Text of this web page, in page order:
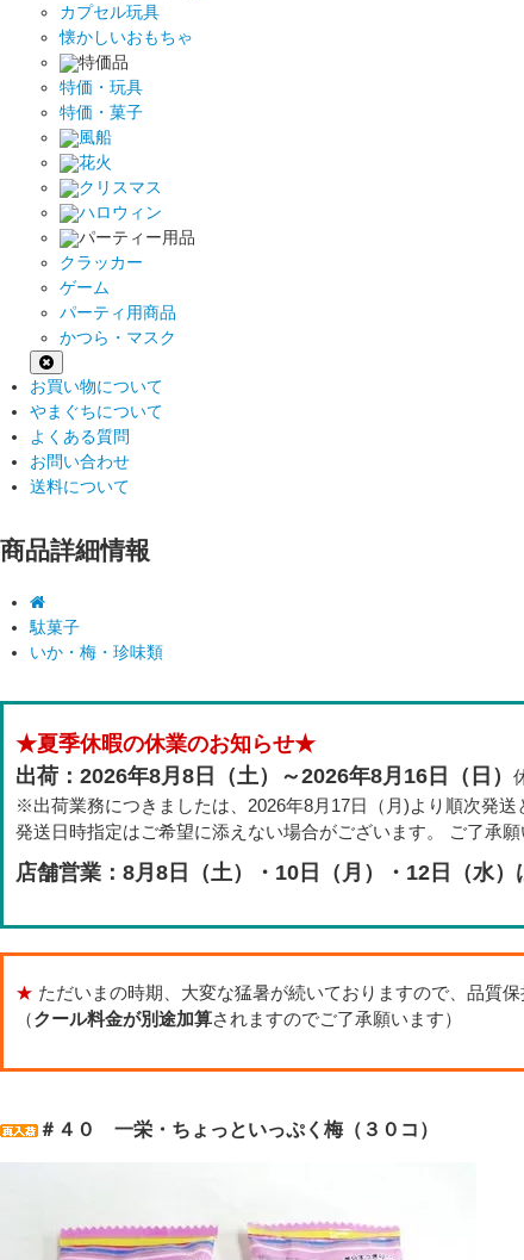
カプセル玩具
懐かしいおもちゃ
特価品
特価・玩具
特価・菓子
風船
花火
クリスマス
ハロウィン
パーティー用品
クラッカー
ゲーム
パーティ用商品
かつら・マスク
お買い物について
やまぐちについて
よくある質問
お問い合わせ
送料について
商品詳細情報
駄菓子
いか・梅・珍味類
★夏季休暇の休業のお知らせ★
出荷：2026年8月8日（土）～2026年8月16日（日）
※出荷業務につきましたは、2026年8月17日（月)より順次発送
発送日時指定はご希望に添えない場合がございます。 ご了承願
店舗営業：8月8日（土）・10日（月）・12日（水）
★ ただいまの時期、大変な猛暑が続いておりますので、品質
（クール料金が別途加算されますのでご了承願います）
＃４０ 一栄・ちょっといっぷく梅（３０コ）